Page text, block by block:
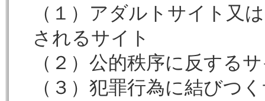
（１）アダルトサイト又
されるサイト
（２）公的秩序に反する
（３）犯罪行為に結びつ